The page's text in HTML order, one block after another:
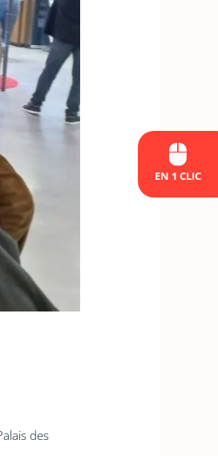
EN 1 CLIC
des